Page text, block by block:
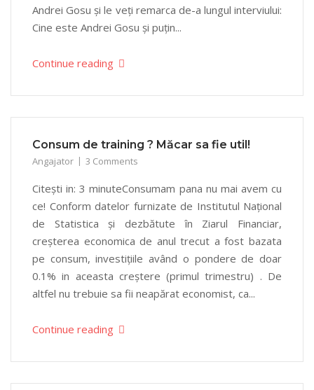
Andrei Gosu și le veți remarca de-a lungul interviului:
Cine este Andrei Gosu și puțin...
Continue reading
Consum de training ? Măcar sa fie util!
Angajator 3 Comments
Citești in: 3 minuteConsumam pana nu mai avem cu
ce! Conform datelor furnizate de Institutul Național
de Statistica și dezbătute în Ziarul Financiar,
creșterea economica de anul trecut a fost bazata
pe consum, investițiile având o pondere de doar
0.1% in aceasta creștere (primul trimestru) . De
altfel nu trebuie sa fii neapărat economist, ca...
Continue reading